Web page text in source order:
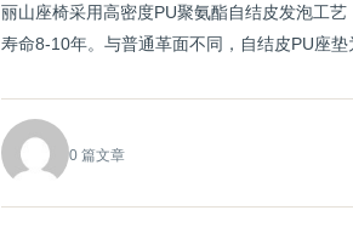
丽山座椅采用高密度PU聚氨酯自结皮发泡工
寿命8-10年。与普通革面不同，自结皮PU座
0 篇文章